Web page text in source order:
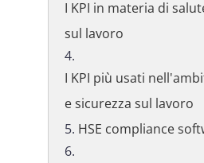
I KPI in materia di
sul lavoro
I KPI più usati
e sicurezza sul lavoro
HSE compliance